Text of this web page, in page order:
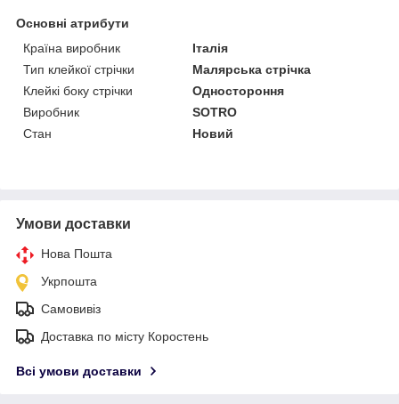
Основні атрибути
Країна виробник
Італія
Тип клейкої стрічки
Малярська стрічка
Клейкі боку стрічки
Одностороння
Виробник
SOTRO
Стан
Новий
Умови доставки
Нова Пошта
Укрпошта
Самовивіз
Доставка по місту Коростень
Всі умови доставки